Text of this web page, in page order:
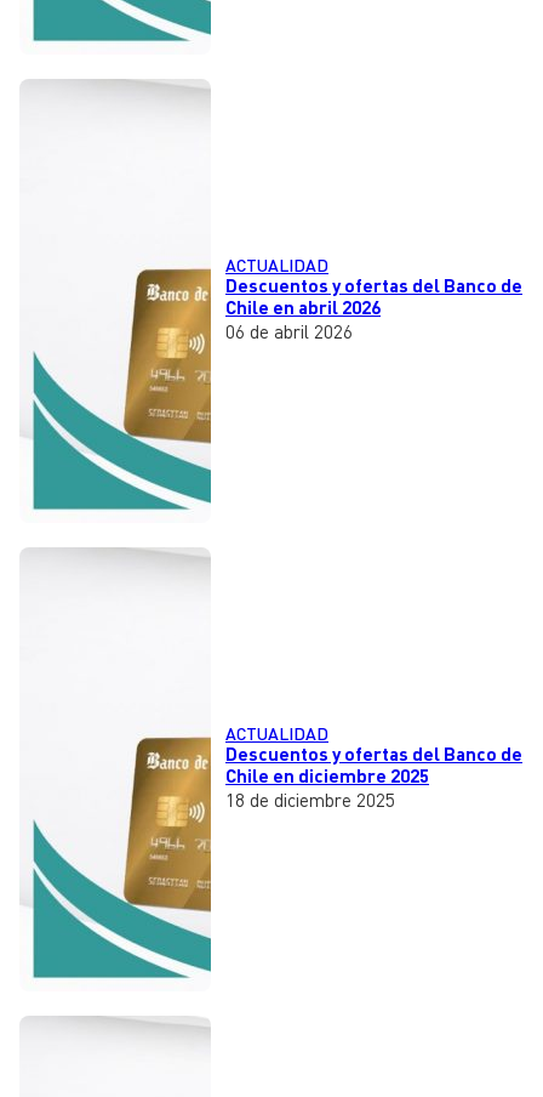
ACTUALIDAD
Descuentos y ofertas del Banco de
Chile en abril 2026
06 de abril 2026
ACTUALIDAD
Descuentos y ofertas del Banco de
Chile en diciembre 2025
18 de diciembre 2025